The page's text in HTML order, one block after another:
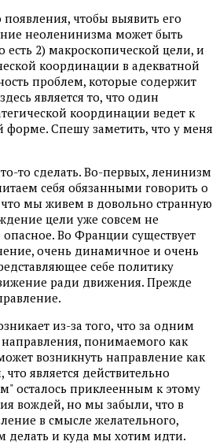
появления, чтобы выявить его
неоленинизма может быть
2) макроскопической цели, и
координации в адекватной
проблем, которые содержит
является то, что один
координации ведет к
Спешу заметить, что у меня
то сделать. Во-первых, ленинизм
себя обязанными говорить о
мы живем в довольно странную
цели уже совсем не
Во Франции существует
очень динамичное и очень
себе политику
ради движения. Прежде
из-за того, что за одним
понимаемого как
возникнуть направление как
является действительно
осталось приклеенным к этому
вождей, но мы забыли, что в
в смысле желательного,
делать и куда мы хотим идти.